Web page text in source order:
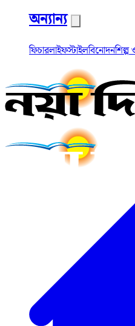
অন্যান্য
ফিচারলাইফস্টাইলবিনোদনশিল্প